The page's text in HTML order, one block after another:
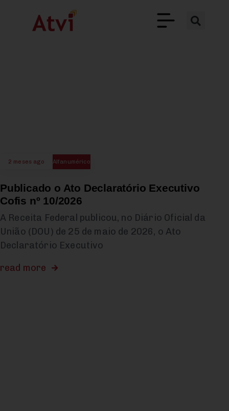
2 meses ago Alfanumérico
Publicado o Ato Declaratório Executivo
Cofis nº 10/2026
A Receita Federal publicou, no Diário Oficial da
União (DOU) de 25 de maio de 2026, o Ato
Declaratório Executivo
read more